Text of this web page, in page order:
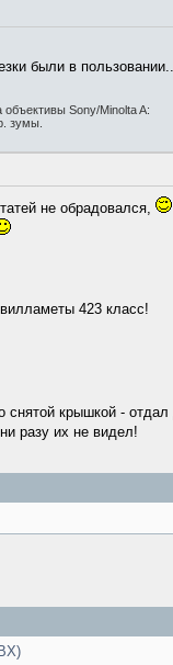
были в
Sony/Minolta A:
зумы.
не обрадовался,
423 класс!
крышкой -
разу их не видел!